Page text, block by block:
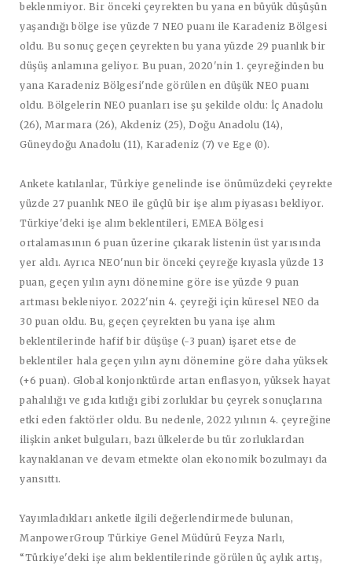
beklenmiyor. Bir önceki çeyrekten bu yana en büyük düşüşün
yaşandığı bölge ise yüzde 7 NEO puanı ile Karadeniz Bölgesi
oldu. Bu sonuç geçen çeyrekten bu yana yüzde 29 puanlık bir
düşüş anlamına geliyor. Bu puan, 2020'nin 1. çeyreğinden bu
yana Karadeniz Bölgesi'nde görülen en düşük NEO puanı
oldu. Bölgelerin NEO puanları ise şu şekilde oldu: İç Anadolu
(26), Marmara (26), Akdeniz (25), Doğu Anadolu (14),
Güneydoğu Anadolu (11), Karadeniz (7) ve Ege (0).
Ankete katılanlar, Türkiye genelinde ise önümüzdeki çeyrekte
yüzde 27 puanlık NEO ile güçlü bir işe alım piyasası bekliyor.
Türkiye'deki işe alım beklentileri, EMEA Bölgesi
ortalamasının 6 puan üzerine çıkarak listenin üst yarısında
yer aldı. Ayrıca NEO'nun bir önceki çeyreğe kıyasla yüzde 13
puan, geçen yılın aynı dönemine göre ise yüzde 9 puan
artması bekleniyor. 2022'nin 4. çeyreği için küresel NEO da
30 puan oldu. Bu, geçen çeyrekten bu yana işe alım
beklentilerinde hafif bir düşüşe (-3 puan) işaret etse de
beklentiler hala geçen yılın aynı dönemine göre daha yüksek
(+6 puan). Global konjonktürde artan enflasyon, yüksek hayat
pahalılığı ve gıda kıtlığı gibi zorluklar bu çeyrek sonuçlarına
etki eden faktörler oldu. Bu nedenle, 2022 yılının 4. çeyreğine
ilişkin anket bulguları, bazı ülkelerde bu tür zorluklardan
kaynaklanan ve devam etmekte olan ekonomik bozulmayı da
yansıttı.
Yayımladıkları anketle ilgili değerlendirmede bulunan,
ManpowerGroup Türkiye Genel Müdürü Feyza Narlı,
“Türkiye'deki işe alım beklentilerinde görülen üç aylık artış,